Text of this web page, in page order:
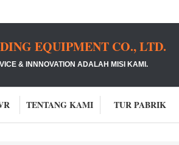
EQUIPMENT CO., LTD.
& INNNOVATION ADALAH MISI KAMI.
TENTANG KAMI TUR PABRIK